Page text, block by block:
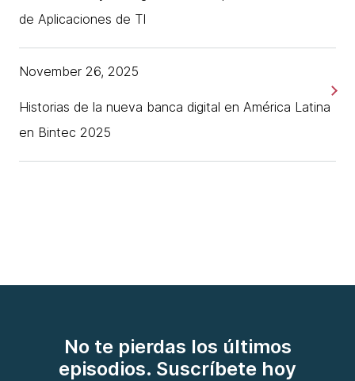
de Aplicaciones de TI
Historias de la nueva banca digital en América Latina
en Bintec 2025
November 26, 2025
No te pierdas los últimos
episodios. Suscríbete hoy